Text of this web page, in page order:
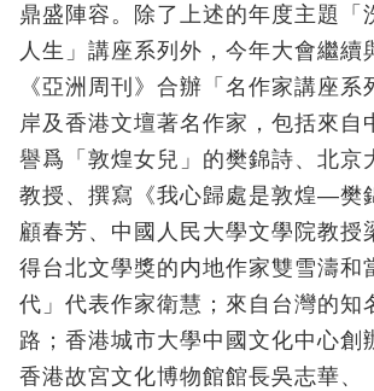
鼎盛陣容。除了上述的年度主題「
人生」講座系列外，今年大會繼續
《亞洲周刊》合辦「名作家講座系
岸及香港文壇著名作家，包括來自
譽爲「敦煌女兒」的樊錦詩、北京
教授、撰寫《我心歸處是敦煌—樊
顧春芳、中國人民大學文學院教授
得台北文學獎的内地作家雙雪濤和
代」代表作家衛慧；來自台灣的知
路；香港城市大學中國文化中心創
香港故宮文化博物館館長吳志華、